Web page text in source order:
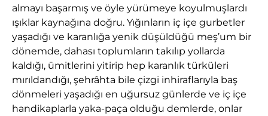
almayı başarmış ve öyle yürümeye koyulmuşlardı
ışıklar kaynağına doğru. Yığınların iç içe gurbetler
yaşadığı ve karanlığa yenik düşüldüğü meş’um bir
dönemde, dahası toplumların takılıp yollarda
kaldığı, ümitlerini yitirip hep karanlık türküleri
mırıldandığı, şehrâhta bile çizgi inhiraflarıyla baş
dönmeleri yaşadığı en uğursuz günlerde ve iç içe
handikaplarla yaka-paça olduğu demlerde, onlar